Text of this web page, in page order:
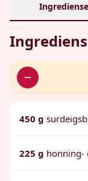
450 g
225 g honning-